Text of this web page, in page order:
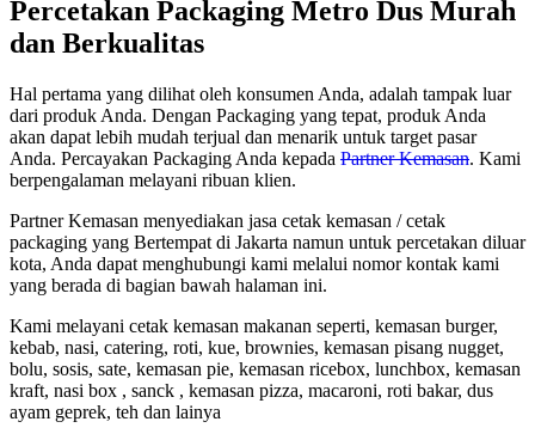
Percetakan Packaging Metro Dus Murah
dan Berkualitas
Hal pertama yang dilihat oleh konsumen Anda, adalah tampak luar
dari produk Anda. Dengan Packaging yang tepat, produk Anda
akan dapat lebih mudah terjual dan menarik untuk target pasar
Anda. Percayakan Packaging Anda kepada Partner Kemasan. Kami
berpengalaman melayani ribuan klien.
Partner Kemasan menyediakan jasa cetak kemasan / cetak
packaging yang Bertempat di Jakarta namun untuk percetakan diluar
kota, Anda dapat menghubungi kami melalui nomor kontak kami
yang berada di bagian bawah halaman ini.
Kami melayani cetak kemasan makanan seperti, kemasan burger,
kebab, nasi, catering, roti, kue, brownies, kemasan pisang nugget,
bolu, sosis, sate, kemasan pie, kemasan ricebox, lunchbox, kemasan
kraft, nasi box , sanck , kemasan pizza, macaroni, roti bakar, dus
ayam geprek, teh dan lainya